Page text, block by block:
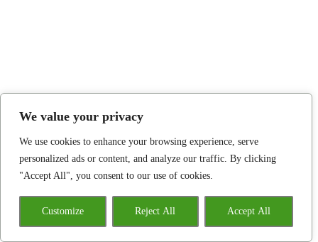
We value your privacy
We use cookies to enhance your browsing experience, serve
personalized ads or content, and analyze our traffic. By clicking
"Accept All", you consent to our use of cookies.
Customize Reject All Accept All